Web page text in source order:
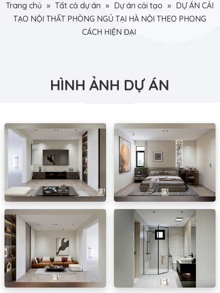
Trang chủ » Tất cả dự án » Dự án cải tạo » DỰ ÁN CẢI
TẠO NỘI THẤT PHÒNG NGỦ TẠI HÀ NỘI THEO PHONG
CÁCH HIỆN ĐẠI
HÌNH ẢNH DỰ ÁN